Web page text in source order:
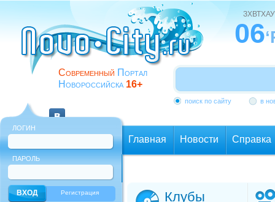
Современный Портал
Новороссийска 16+
ЗХВТХАУ
06
поиск по сайту в
ЛОГИН
ПАРОЛЬ
Регистрация
Главная Новости Справка
Клубы